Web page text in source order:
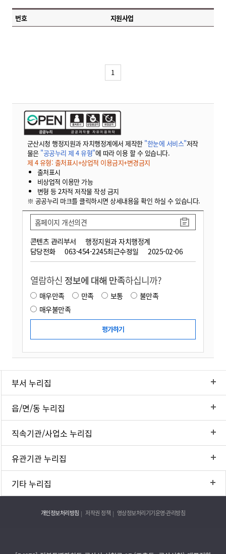
번호 지원사업
1
군산시청 행정지원과 자치행정계에서 제작한 "한눈에 서비스"저작
물은 "공공누리 제 4 유형"에 따라 이용 할 수 있습니다.
제 4 유형: 출처표시+상업적 이용금지+변경금지
출처표시
비상업적 이용만 가능
변형 등 2차적 저작물 작성 금지
※ 공공누리 마크를 클릭하시면 상세내용을 확인 하실 수 있습니다.
콘텐츠 관리부서
행정지원과 자치행정계
담당전화
063-454-2245최근수정일 2025-02-06
홈페이지 개선의견
열람하신 정보에 대해 만족하십니까?
매우만족 만족 보통
불만족
매우불만족
부서 누리집
읍/면/동 누리집
직속기관/사업소 누리집
유관기관 누리집
기타 누리집
개인정보처리방침 저작권 정책 영상정보처리기기운영·관리방침